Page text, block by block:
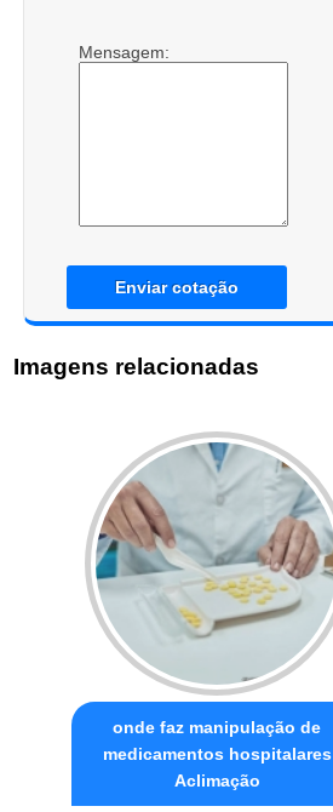
Mensagem:
Enviar cotação
Imagens relacionadas
onde faz manipulação de
medicamentos hospitalares
Aclimação